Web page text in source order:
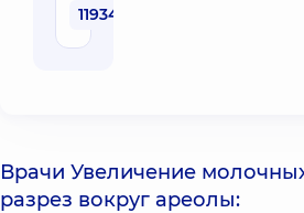
119340 грн
Врачи Увеличение
разрез вокруг ареолы: